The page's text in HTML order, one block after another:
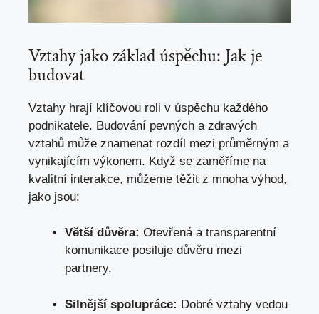
Vztahy jako základ úspěchu: Jak je
budovat
Vztahy hrají klíčovou roli v úspěchu každého
podnikatele. Budování pevných a zdravých
vztahů může znamenat rozdíl mezi průměrným a
vynikajícím výkonem. Když se zaměříme na
kvalitní interakce, můžeme těžit z mnoha výhod,
jako jsou:
Větší důvěra: Otevřená a transparentní
komunikace posiluje důvěru mezi
partnery.
Silnější spolupráce: Dobré vztahy vedou